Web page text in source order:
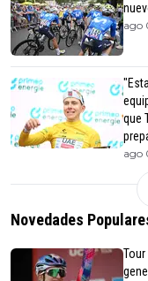
ago
que
ago
Novedades